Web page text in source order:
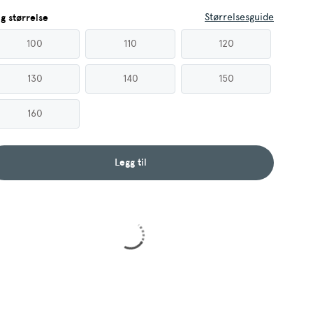
størrelse Størrelsesguide
100 110 120
130 140 150
160
Legg til